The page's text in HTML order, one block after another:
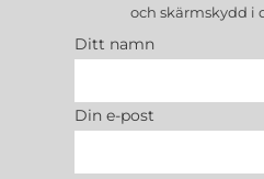
och skärmskydd i
Ditt namn
Din e-post